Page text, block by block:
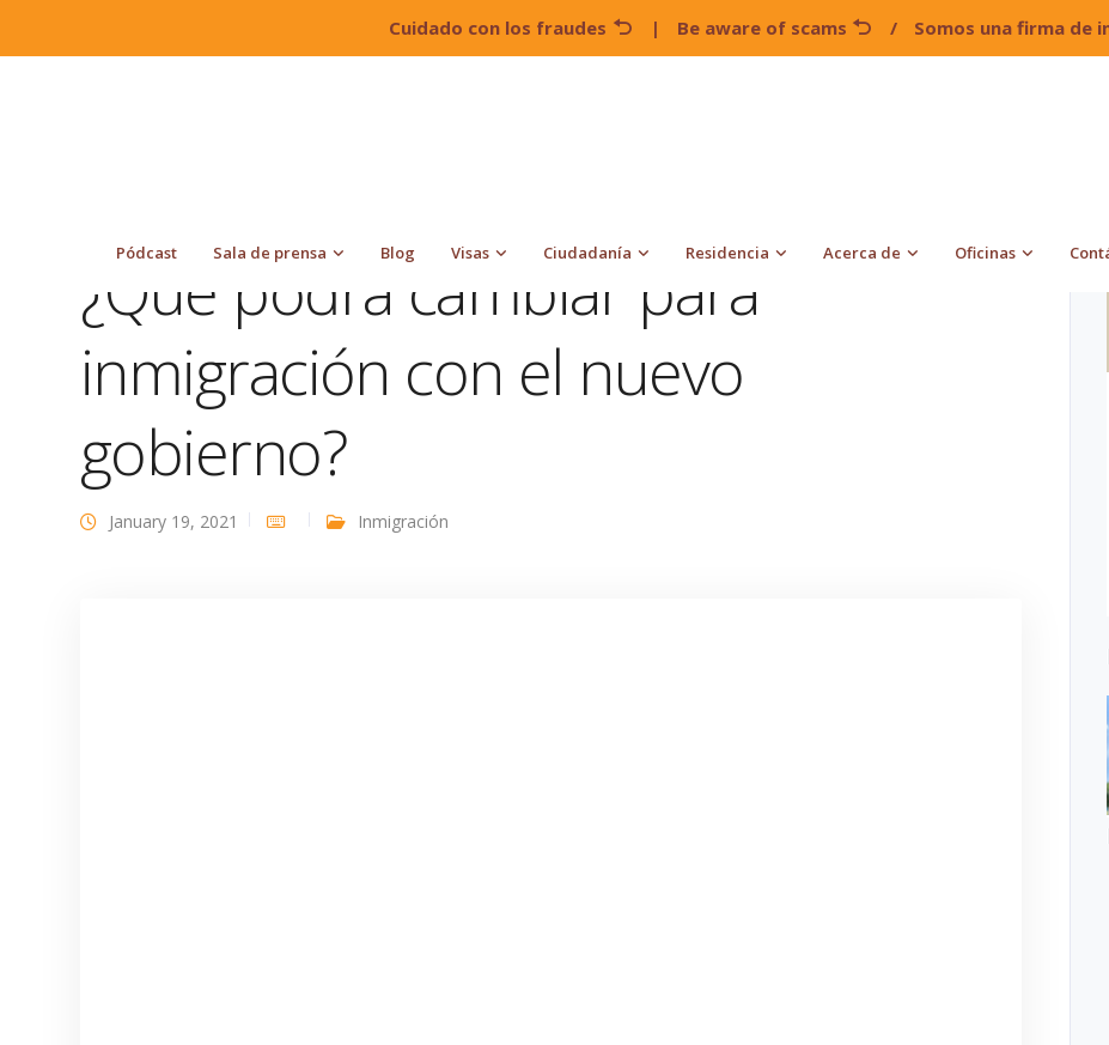
Cuidado con los fraudes | Be aware of scams / Somos una firma de
Pódcast Sala de prensa Blog Visas Ciudadanía Residencia Acerca de Oficinas
¿Qué podrá cambiar para
inmigración con el nuevo
gobierno?
January 19, 2021 Inmigración